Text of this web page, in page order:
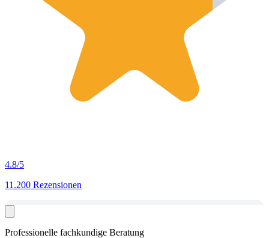
4.8/5
11.200 Rezensionen
Professionelle fachkundige Beratung